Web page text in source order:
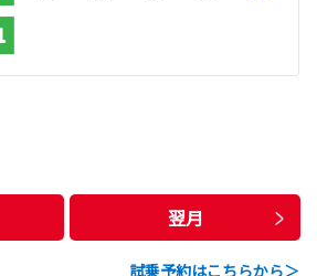
翌月
試乗予約はこちらから＞